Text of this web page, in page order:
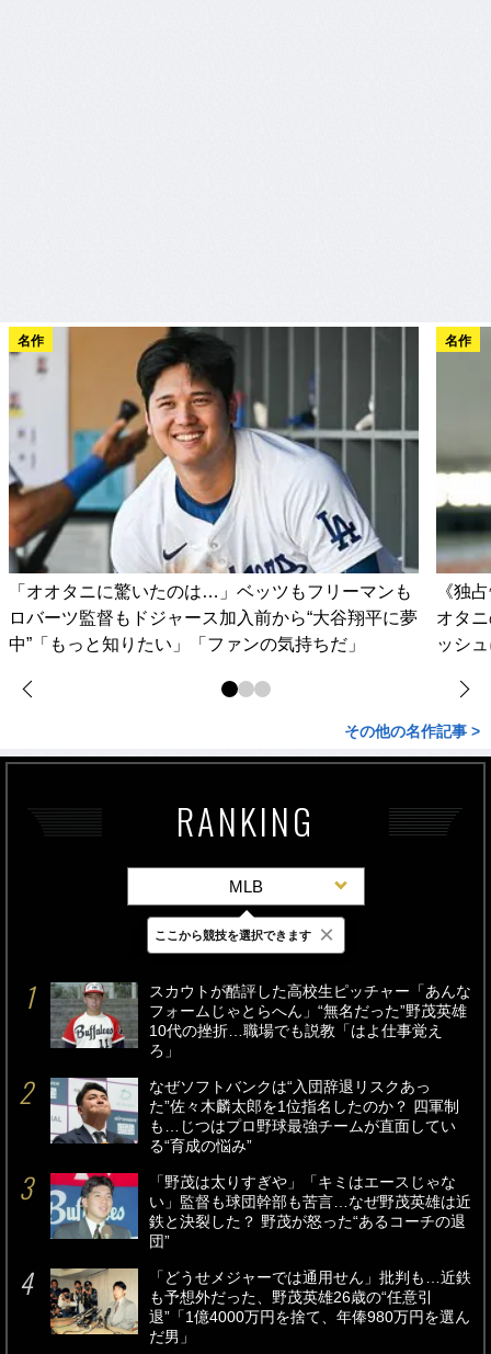
名作
「オオタニに驚いたのは…」ベッツもフリーマンも
ロバーツ監督もドジャース加入前から“大谷翔平に夢
中”「もっと知りたい」「ファンの気持ちだ」
名作
《独
オタ
ッシ
その他の名作記事 >
RANKING
MLB
最新 24時間 週間
スカウトが酷評した高校生ピッチャー「あんな
フォームじゃとらへん」“無名だった”野茂英雄
10代の挫折…職場でも説教「はよ仕事覚え
ろ」
なぜソフトバンクは“入団辞退リスクあっ
た”佐々木麟太郎を1位指名したのか？ 四軍制
も…じつはプロ野球最強チームが直面してい
る“育成の悩み”
「野茂は太りすぎや」「キミはエースじゃな
い」監督も球団幹部も苦言…なぜ野茂英雄は近
鉄と決裂した？ 野茂が怒った“あるコーチの退
団”
「どうせメジャーでは通用せん」批判も…近鉄
も予想外だった、野茂英雄26歳の“任意引
退”「1億4000万円を捨て、年俸980万円を選ん
だ男」
ここから競技を選択できます ×